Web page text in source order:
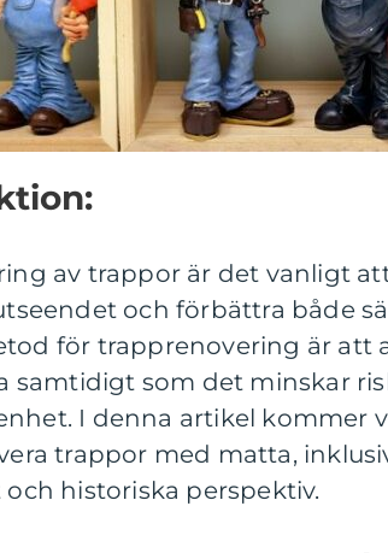
av trappor är det vanligt
och förbättra både
för trapprenovering är att
samtidigt som det minskar
I denna artikel kommer
trappor med matta,
historiska perspektiv.